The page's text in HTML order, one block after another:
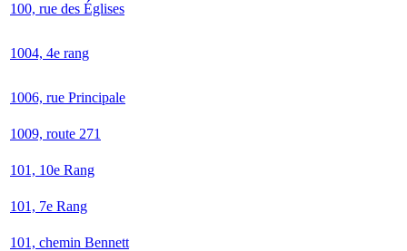
100, rue des Églises
1004, 4e rang
1006, rue Principale
1009, route 271
101, 10e Rang
101, 7e Rang
101, chemin Bennett